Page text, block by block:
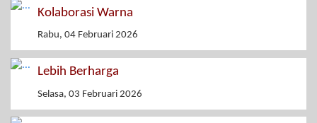
Kolaborasi Warna
Rabu, 04 Februari 2026
Lebih Berharga
Selasa, 03 Februari 2026